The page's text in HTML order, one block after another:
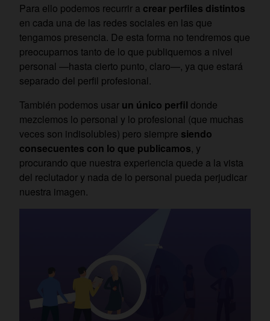
Para ello podemos recurrir a crear perfiles distintos
en cada una de las redes sociales en las que
tengamos presencia. De esta forma no tendremos que
preocuparnos tanto de lo que publiquemos a nivel
personal —hasta cierto punto, claro—, ya que estará
separado del perfil profesional.
También podemos usar un único perfil donde
mezclemos lo personal y lo profesional (que muchas
veces son indisolubles) pero siempre siendo
consecuentes con lo que publicamos, y
procurando que nuestra experiencia quede a la vista
del reclutador y nada de lo personal pueda perjudicar
nuestra imagen.